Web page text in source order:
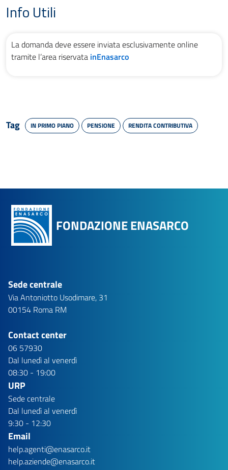
Info Utili
La domanda deve essere inviata esclusivamente online
tramite l’area riservata inEnasarco
Tag IN PRIMO PIANO PENSIONE RENDITA CONTRIBUTIVA
FONDAZIONE ENASARCO
Sede centrale
Via Antoniotto Usodimare, 31
00154 Roma RM
Contact center
06 57930
Dal lunedì al venerdì
08:30 - 19:00
URP
Sede centrale
Dal lunedì al venerdì
9:30 - 12:30
Email
help.agenti@enasarco.it
help.aziende@enasarco.it